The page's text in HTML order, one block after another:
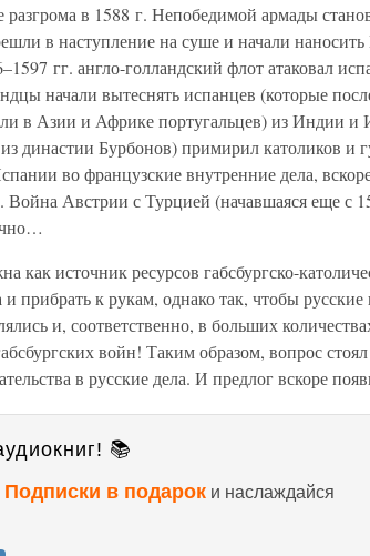
разгрома в 1588 г. Непобедимой армады
в наступление на суше и начали наносить
гг. англо-голландский флот атаковал
начали вытеснять испанцев (которые
в Азии и Африке португальцев) из Индии и
династии Бурбонов) примирил католиков и
во французские внутренние дела,
Австрии с Турцией (начавшаяся еще с
как источник ресурсов габсбургско-
прибрать к рукам, однако так, чтобы русские
и, соответственно, в больших
войн! Таким образом, вопрос
в русские дела. И предлог вскоре
📚
в подарок и наслаждайся